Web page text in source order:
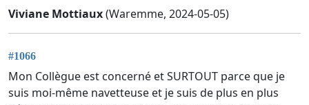
Viviane Mottiaux(Waremme, 2024-05-05)
#1066
Mon Collègue est concerné et SURTOUT parce que je
suis moi-même navetteuse et je suis de plus en plus